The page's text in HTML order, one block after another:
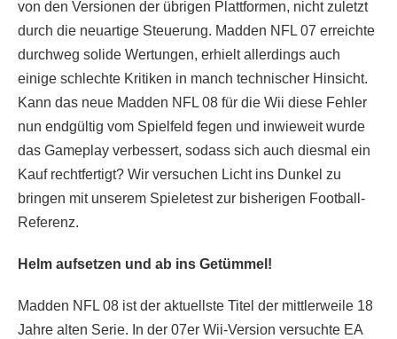
von den Versionen der übrigen Plattformen, nicht zuletzt
durch die neuartige Steuerung. Madden NFL 07 erreichte
durchweg solide Wertungen, erhielt allerdings auch
einige schlechte Kritiken in manch technischer Hinsicht.
Kann das neue Madden NFL 08 für die Wii diese Fehler
nun endgültig vom Spielfeld fegen und inwieweit wurde
das Gameplay verbessert, sodass sich auch diesmal ein
Kauf rechtfertigt? Wir versuchen Licht ins Dunkel zu
bringen mit unserem Spieletest zur bisherigen Football-
Referenz.
Helm aufsetzen und ab ins Getümmel!
Madden NFL 08 ist der aktuellste Titel der mittlerweile 18
Jahre alten Serie. In der 07er Wii-Version versuchte EA